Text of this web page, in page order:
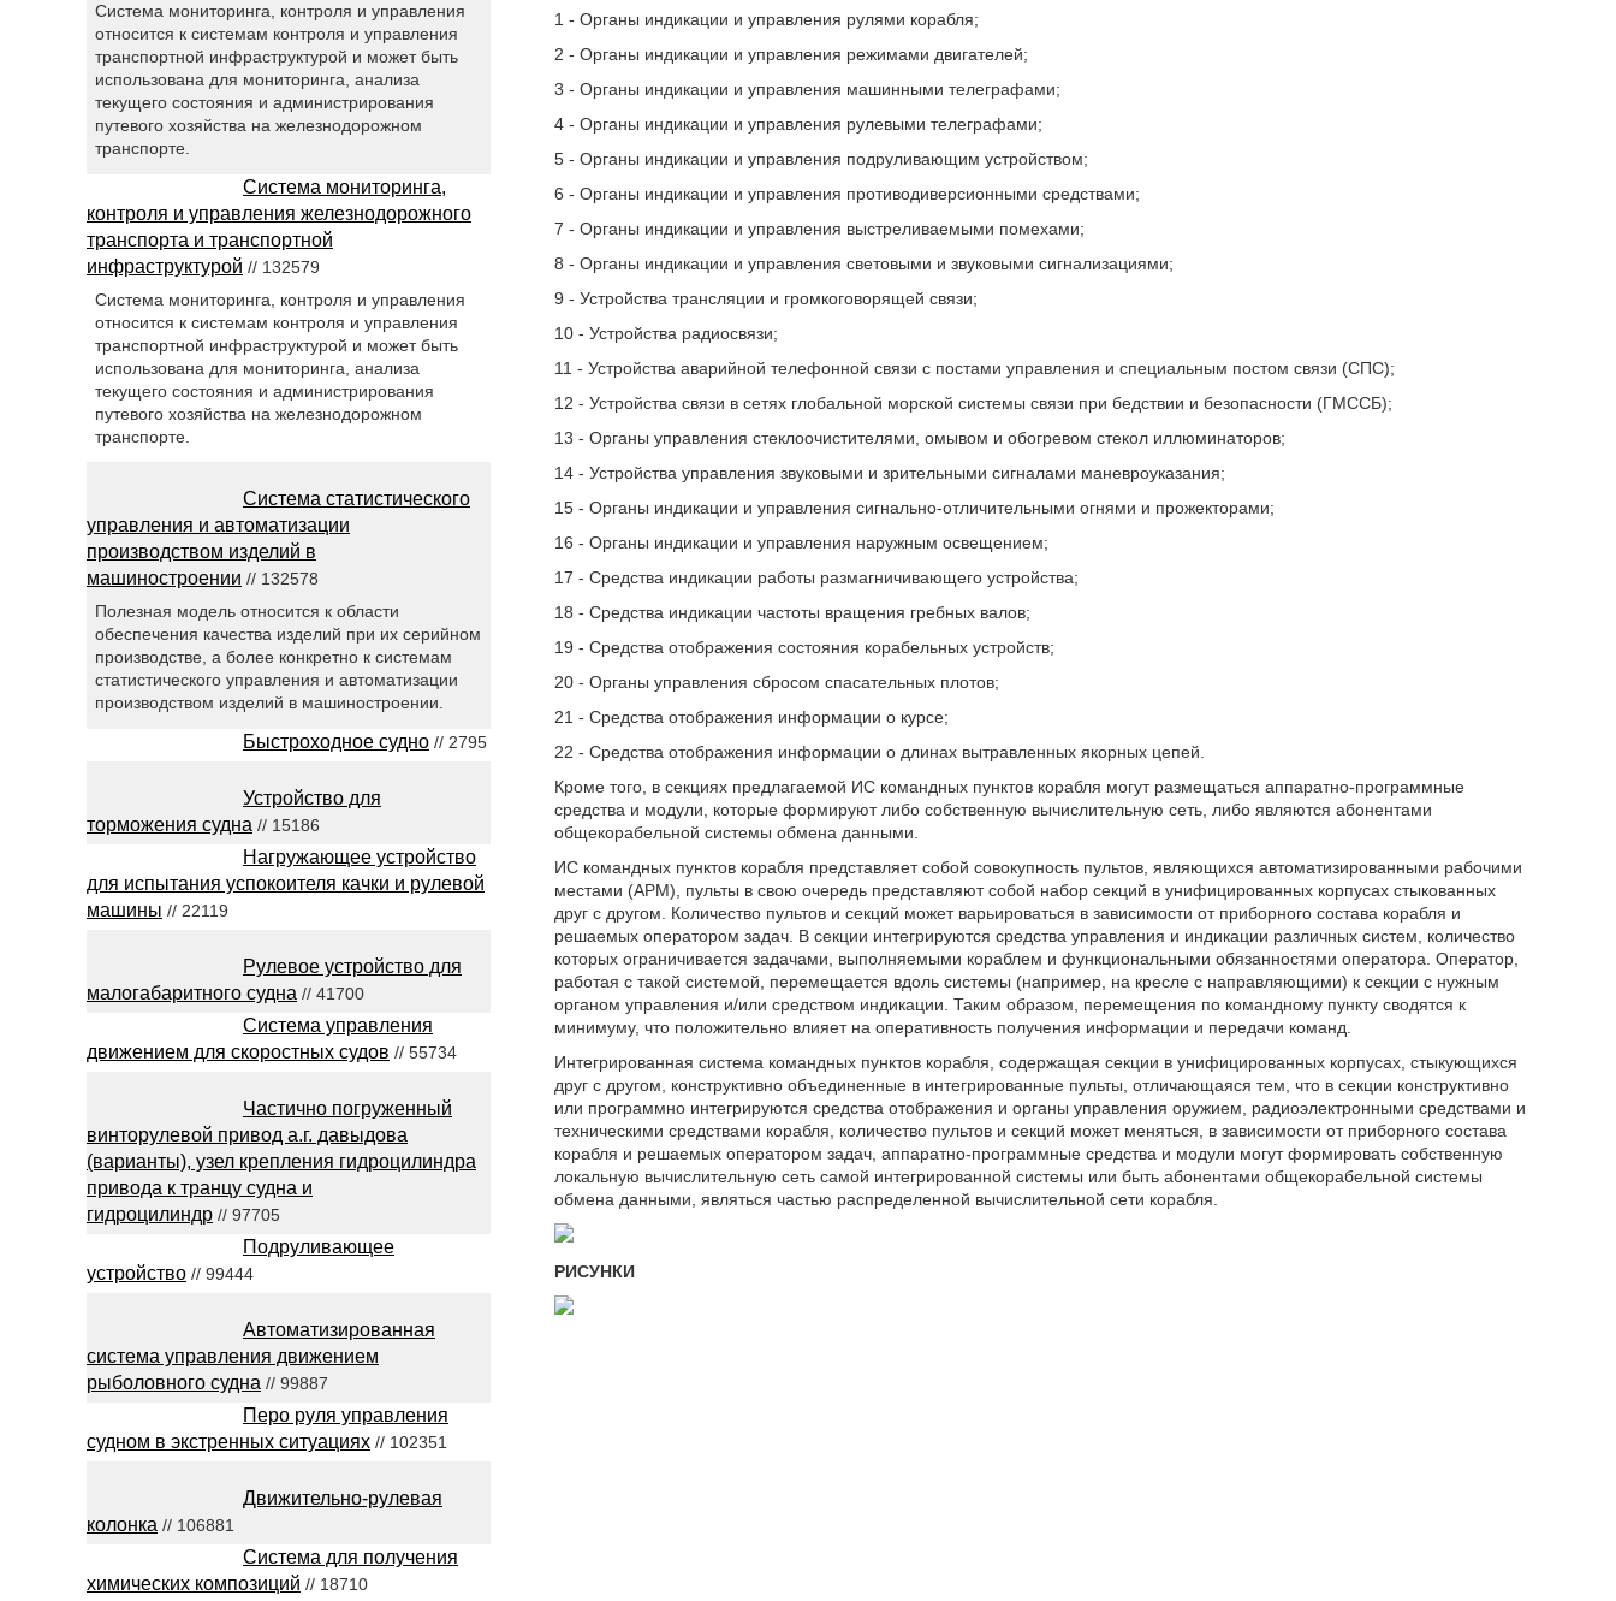
1 - Органы индикации и управления рулями корабля;
2 - Органы индикации и управления режимами двигателей;
3 - Органы индикации и управления машинными телеграфами;
4 - Органы индикации и управления рулевыми телеграфами;
5 - Органы индикации и управления подруливающим устройством;
6 - Органы индикации и управления противодиверсионными средствами;
7 - Органы индикации и управления выстреливаемыми помехами;
8 - Органы индикации и управления световыми и звуковыми сигнализациями;
9 - Устройства трансляции и громкоговорящей связи;
10 - Устройства радиосвязи;
11 - Устройства аварийной телефонной связи с постами управления и специальным постом связи (СПС);
12 - Устройства связи в сетях глобальной морской системы связи при бедствии и безопасности (ГМССБ);
13 - Органы управления стеклоочистителями, омывом и обогревом стекол иллюминаторов;
14 - Устройства управления звуковыми и зрительными сигналами маневроуказания;
15 - Органы индикации и управления сигнально-отличительными огнями и прожекторами;
16 - Органы индикации и управления наружным освещением;
17 - Средства индикации работы размагничивающего устройства;
18 - Средства индикации частоты вращения гребных валов;
19 - Средства отображения состояния корабельных устройств;
20 - Органы управления сбросом спасательных плотов;
21 - Средства отображения информации о курсе;
22 - Средства отображения информации о длинах вытравленных якорных цепей.
Кроме того, в секциях предлагаемой ИС командных пунктов корабля могут размещаться аппаратно-программные
средства и модули, которые формируют либо собственную вычислительную сеть, либо являются абонентами
общекорабельной системы обмена данными.
ИС командных пунктов корабля представляет собой совокупность пультов, являющихся автоматизированными рабочими
местами (АРМ), пульты в свою очередь представляют собой набор секций в унифицированных корпусах стыкованных
друг с другом. Количество пультов и секций может варьироваться в зависимости от приборного состава корабля и
решаемых оператором задач. В секции интегрируются средства управления и индикации различных систем, количество
которых ограничивается задачами, выполняемыми кораблем и функциональными обязанностями оператора. Оператор,
работая с такой системой, перемещается вдоль системы (например, на кресле с направляющими) к секции с нужным
органом управления и/или средством индикации. Таким образом, перемещения по командному пункту сводятся к
минимуму, что положительно влияет на оперативность получения информации и передачи команд.
Интегрированная система командных пунктов корабля, содержащая секции в унифицированных корпусах, стыкующихся
друг с другом, конструктивно объединенные в интегрированные пульты, отличающаяся тем, что в секции конструктивно
или программно интегрируются средства отображения и органы управления оружием, радиоэлектронными средствами и
техническими средствами корабля, количество пультов и секций может меняться, в зависимости от приборного состава
корабля и решаемых оператором задач, аппаратно-программные средства и модули могут формировать собственную
локальную вычислительную сеть самой интегрированной системы или быть абонентами общекорабельной системы
обмена данными, являться частью распределенной вычислительной сети корабля.
РИСУНКИ
Система мониторинга, контроля и управления
относится к системам контроля и управления
транспортной инфраструктурой и может быть
использована для мониторинга, анализа
текущего состояния и администрирования
путевого хозяйства на железнодорожном
транспорте.
Система мониторинга,
контроля и управления железнодорожного
транспорта и транспортной
инфраструктурой // 132579
Система мониторинга, контроля и управления
относится к системам контроля и управления
транспортной инфраструктурой и может быть
использована для мониторинга, анализа
текущего состояния и администрирования
путевого хозяйства на железнодорожном
транспорте.
Система статистического
управления и автоматизации
производством изделий в
машиностроении // 132578
Полезная модель относится к области
обеспечения качества изделий при их серийном
производстве, а более конкретно к системам
статистического управления и автоматизации
производством изделий в машиностроении.
Быстроходное судно // 2795
Устройство для
торможения судна // 15186
Нагружающее устройство
для испытания успокоителя качки и рулевой
машины // 22119
Рулевое устройство для
малогабаритного судна // 41700
Система управления
движением для скоростных судов // 55734
Частично погруженный
винторулевой привод а.г. давыдова
(варианты), узел крепления гидроцилиндра
привода к транцу судна и
гидроцилиндр // 97705
Подруливающее
устройство // 99444
Автоматизированная
система управления движением
рыболовного судна // 99887
Перо руля управления
судном в экстренных ситуациях // 102351
Движительно-рулевая
колонка // 106881
Система для получения
химических композиций // 18710